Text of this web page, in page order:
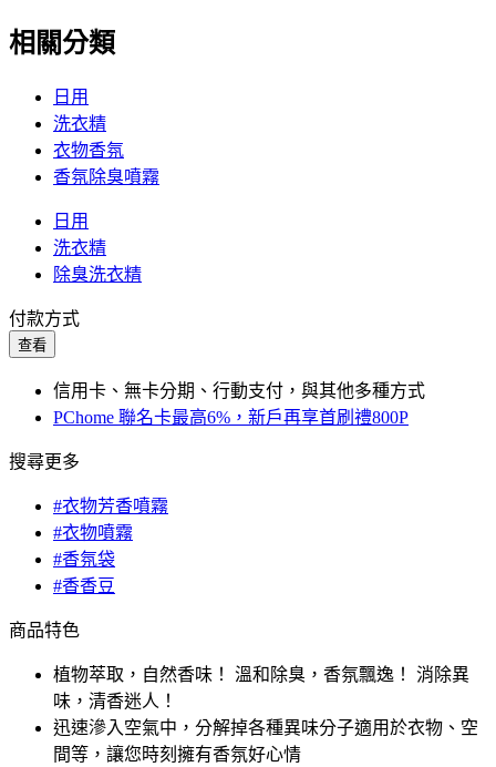
相關分類
日用
洗衣精
衣物香氛
香氛除臭噴霧
日用
洗衣精
除臭洗衣精
付款方式
查看
信用卡、無卡分期、行動支付，與其他多種方式
PChome 聯名卡最高6%，新戶再享首刷禮800P
搜尋更多
#衣物芳香噴霧
#衣物噴霧
#香氛袋
#香香豆
商品特色
植物萃取，自然香味！ 溫和除臭，香氛飄逸！ 消除異
味，清香迷人！
迅速滲入空氣中，分解掉各種異味分子適用於衣物、空
間等，讓您時刻擁有香氛好心情